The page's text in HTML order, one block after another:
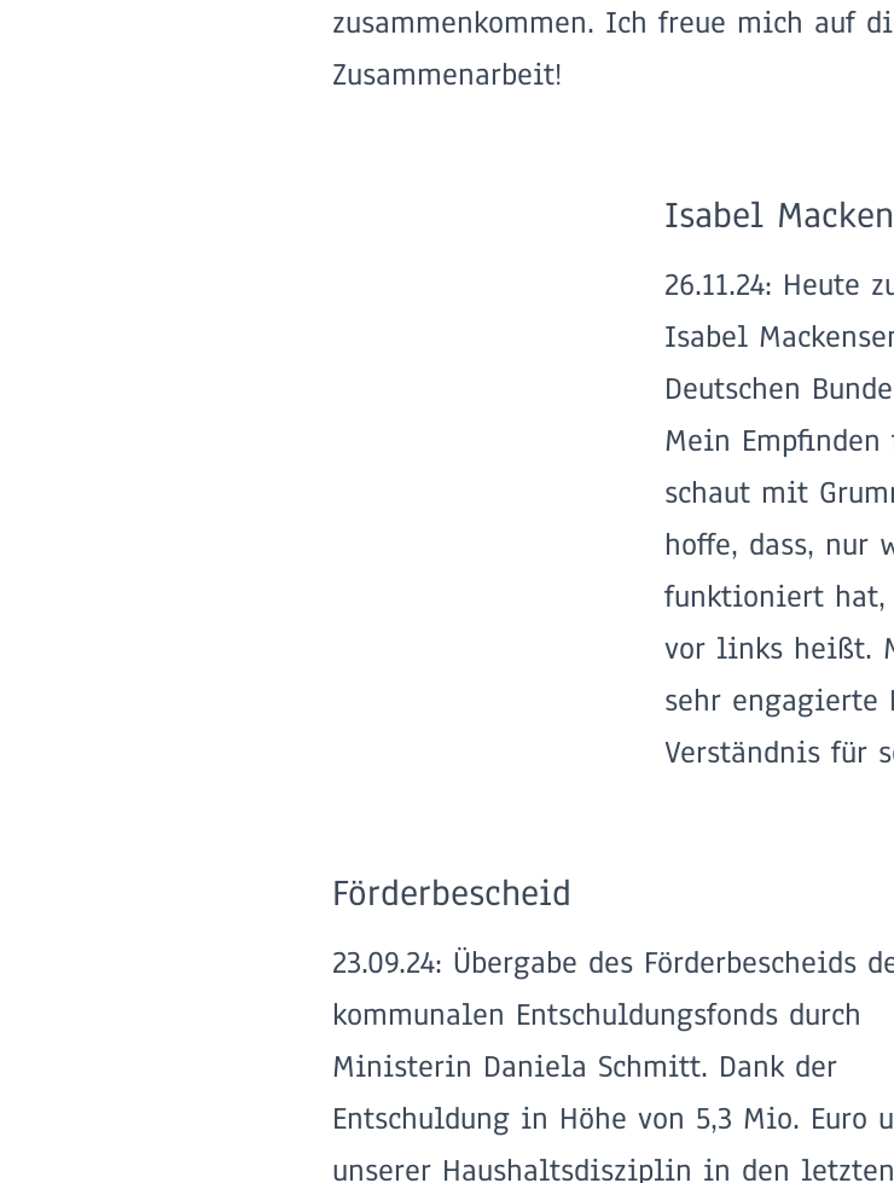
zusammenkommen. Ich freue mich auf
Zusammenarbeit!
Isabel
26.11.24: Heute
Isabel
Deutschen
Mein
schaut mit
hoffe, dass,
funktioniert hat,
vor links heißt.
sehr
Verständnis für
Förderbescheid
23.09.24: Übergabe des Förderbescheids
kommunalen Entschuldungsfonds durch
Ministerin Daniela Schmitt. Dank der
Entschuldung in Höhe von 5,3 Mio. Euro
unserer Haushaltsdisziplin in den letzten